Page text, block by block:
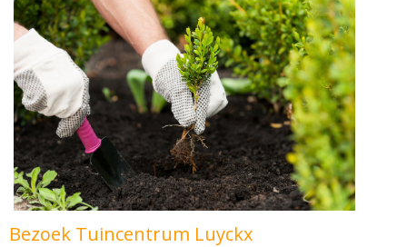
Bezoek Tuincentrum Luyckx